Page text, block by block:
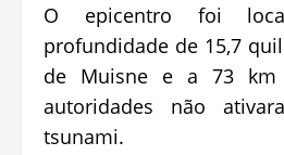
O epicentro foi
profundidade de 15,7
de Muisne e a 73 km
autoridades não
tsunami.